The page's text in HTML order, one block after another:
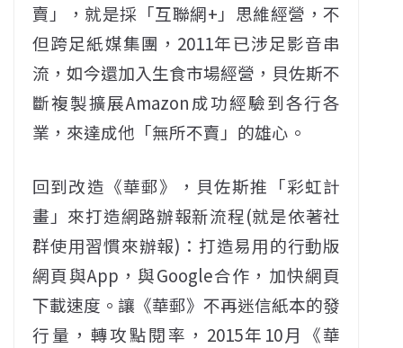
賣」，就是採「互聯網+」思維經營，不
但跨足紙媒集團，2011年已涉足影音串
流，如今還加入生食市場經營，貝佐斯不
斷複製擴展Amazon成功經驗到各行各
業，來達成他「無所不賣」的雄心。
回到改造《華郵》，貝佐斯推「彩虹計
畫」來打造網路辦報新流程(就是依著社
群使用習慣來辦報)：打造易用的行動版
網頁與App，與Google合作，加快網頁
下載速度。讓《華郵》不再迷信紙本的發
行量，轉攻點閱率，2015年10月《華